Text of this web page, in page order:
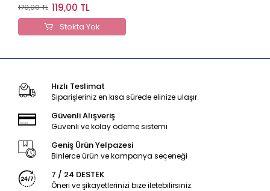
170,00 TL 119,00 TL
Stokta Yok
Hızlı Teslimat
Siparişleriniz en kısa sürede elinize ulaşır.
Güvenli Alışveriş
Güvenli ve kolay ödeme sistemi
Geniş Ürün Yelpazesi
Binlerce ürün ve kampanya seçeneği
7 / 24 DESTEK
Öneri ve şikayetlerinizi bize iletebilirsiniz.